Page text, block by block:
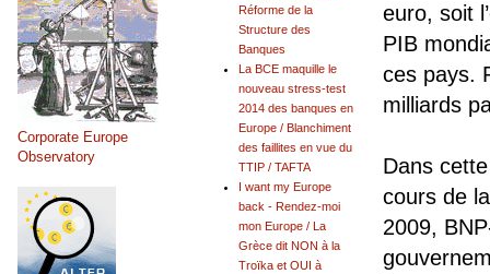
euro, soit
PIB
ces pays.
milliards
Dans
cours de
2009,
Réforme de la
Structure des
Banques
La BCE maquille le
nouveau stress-test
2014 des banques en
Europe / Blanchiment
des faillites en vue du
TTIP / TAFTA
I want my Europe
back - Rendez-moi
mon Europe / La
Grèce dit NON à la
Troïka et OUI à
Corporate Europe
Observatory